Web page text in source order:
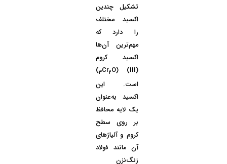
تشکیل چندین
اکسید مختلف
را دارد که
مهم‌ترین آن‌ها
اکسید کروم
(III) (
3Cr2O​)
است. این
اکسید به‌عنوان
یک لایه محافظ
بر روی سطح
کروم و آلیاژهای
آن مانند فولاد
زنگ‌نزن